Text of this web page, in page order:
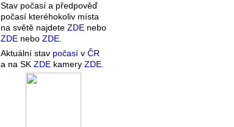
Stav počasí a předpověď
počasí kteréhokoliv místa
na světě najdete ZDEnebo
ZDEnebo ZDE.
Aktuální stav počasív ČR
a na SK ZDEkamery ZDE.